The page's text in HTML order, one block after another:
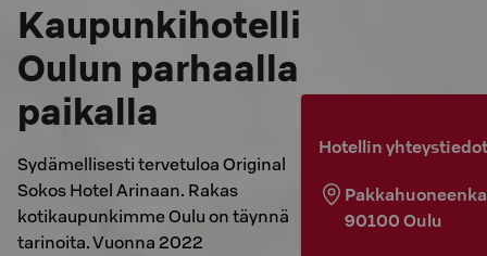
Kaupunkihotelli
Oulun parhaalla
paikalla
Sydämellisesti tervetuloa Original
Sokos Hotel Arinaan. Rakas
kotikaupunkimme Oulu on täynnä
tarinoita. Vuonna 2022
Hotellin yhteystiedot
90100 Oulu